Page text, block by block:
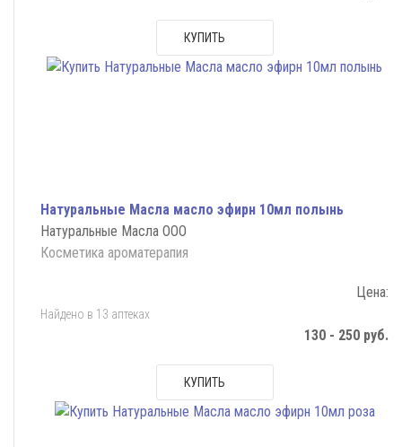
КУПИТЬ
Натуральные Масла масло эфирн 10мл полынь
Натуральные Масла ООО
Косметика ароматерапия
Цена:
Найдено в 13 аптеках
130 - 250 руб.
КУПИТЬ